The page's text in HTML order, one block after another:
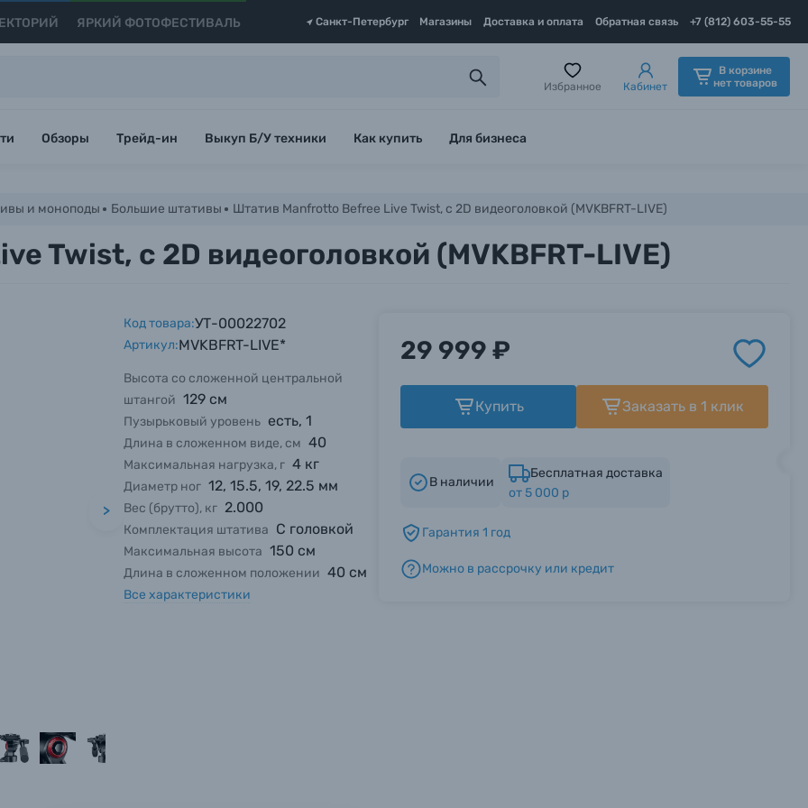
ЯРКИЙ ФОТОФЕСТИВАЛЬ Санкт-Петербург Магазины Доставка и оплата Обратная связь +7 (812) 603-55-55
ответить как можно скорее.
ответить как можно скорее.
Избранное Кабинет
В корзине
нет товаров
Обзоры Трейд-ин Выкуп Б/У техники Как купить Для бизнеса
и моноподы Большие штативы Штатив Manfrotto Befree Live Twist, с 2D видеоголовкой (MVKBFRT-LIVE)
Twist, с 2D видеоголовкой (MVKBFRT-LIVE)
>
Код товара:УТ-00022702
Артикул:MVKBFRT-LIVE*
Высота со сложенной центральной
штангой 129 см
Пузырьковый уровень есть, 1
Длина в сложенном виде, см 40
Максимальная нагрузка, г 4 кг
Диаметр ног 12, 15.5, 19, 22.5 мм
Вес (брутто), кг 2.000
Комплектация штатива С головкой
Максимальная высота 150 см
Длина в сложенном положении 40 см
Все характеристики
29 999 ₽
Купить Заказать в 1 клик
В наличии
Бесплатная доставка
от 5 000 р
Гарантия 1 год
Можно в рассрочку или кредит
ответить как можно скорее.